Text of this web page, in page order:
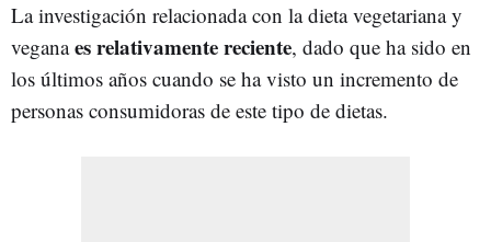
La investigación relacionada con la dieta vegetariana y
veganaes relativamente reciente, dado que ha sido en
los últimos años cuando se ha visto un incremento de
personas consumidoras de este tipo de dietas.